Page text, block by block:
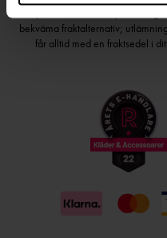
bekväma fraktalternativ;
får alltid med en fraktsedel i